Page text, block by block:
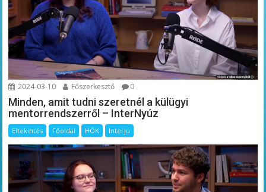
2024-03-10 Főszerkesztő 0
Minden, amit tudni szeretnél a külügyi
mentorrendszerről – InterNyúz
Eltekintés Főoldal HÖK Interjú